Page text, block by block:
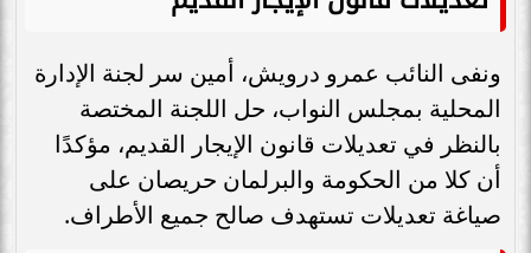
ونفى النائب عمرو درويش، أمين سر لجنة الإدارة
المحلية بمجلس النواب، حل اللجنة المختصة
بالنظر في تعديلات قانون الإيجار القديم، مؤكدًا
أن كلا من الحكومة والبرلمان حريصان على
صياغة تعديلات تستهدف صالح جميع الأطراف.